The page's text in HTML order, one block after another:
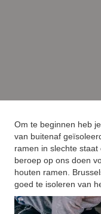
Om te beginnen heb
van buitenaf
ramen in slechte
beroep op ons doen
houten ramen.
goed te isoleren van